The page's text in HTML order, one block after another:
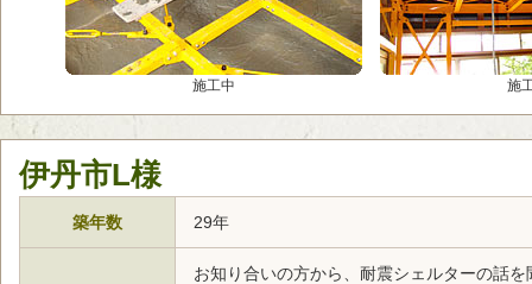
施工中 施
伊丹市L様
築年数 29年
お知り合いの方から、耐震シェルターの話